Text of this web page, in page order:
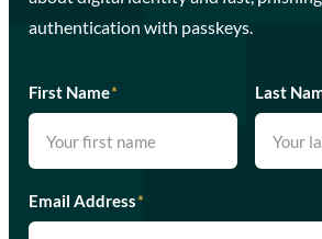
authentication with passkeys.
First Name* Last
Email Address*